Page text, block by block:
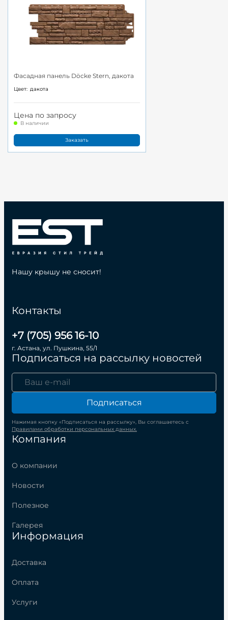
Фасадная панель Döcke Stern, дакота
Цвет: дакота
Цена по запросу
В наличии
Заказать
Компания
О компании
Новости
Полезное
Галерея
Информация
Доставка
Оплата
Услуги
Контакты
+7 (705) 956 16-10
г. Астана, ул. Пушкина, 55/1
Подписаться на рассылку новостей
Подписаться
Нажимая кнопку «Подписаться на рассылку», Вы соглашаетесь с
Правилами обработки персональных данных.
Нашу крышу не сносит!